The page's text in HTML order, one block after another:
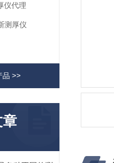
仪代理
测厚仪
品 >>
章